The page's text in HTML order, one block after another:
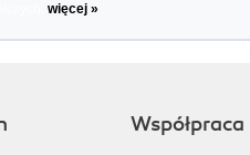
więcej »
Współpraca